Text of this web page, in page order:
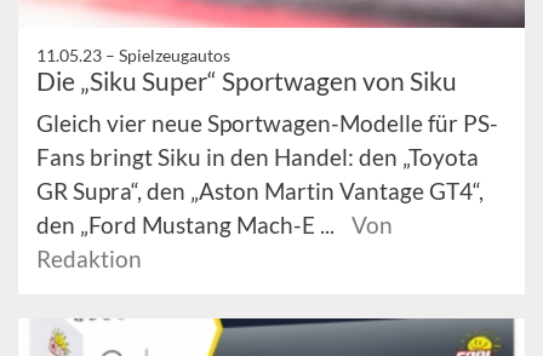
11.05.23 – Spielzeugautos
Die „Siku Super“ Sportwagen von Siku
Gleich vier neue Sportwagen-Modelle für PS-
Fans bringt Siku in den Handel: den „Toyota
GR Supra“, den „Aston Martin Vantage GT4“,
den „Ford Mustang Mach-E ...
Von
Redaktion